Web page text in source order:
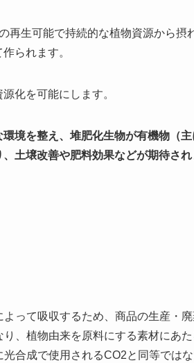
再生可能で持続的な植物資源から摂
られます。
化を可能にします。
境を整え、堆肥化生物が有機物（主
土壌改善や肥料効果などが期待され
って吸収するため、商品の生産・
、植物由来を原料にする素材にあた
合成で使用されるCO2と同等では